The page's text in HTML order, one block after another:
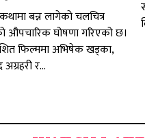
बन्न लागेको चलचित्र
औपचारिक घोषणा गरिएको छ।
फिल्ममा अभिषेक खड्का,
र...